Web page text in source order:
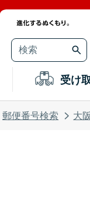
受け
郵便番号検索 大